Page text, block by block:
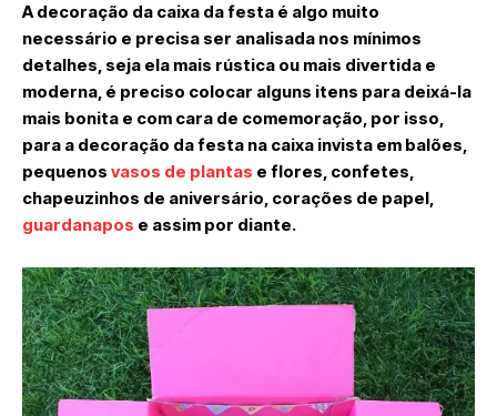
A decoração da caixa da festa é algo muito
necessário e precisa ser analisada nos mínimos
detalhes, seja ela mais rústica ou mais divertida e
moderna, é preciso colocar alguns itens para deixá-la
mais bonita e com cara de comemoração, por isso,
para a decoração da festa na caixa invista em balões,
pequenos vasos de plantas e flores, confetes,
chapeuzinhos de aniversário, corações de papel,
guardanapos e assim por diante.